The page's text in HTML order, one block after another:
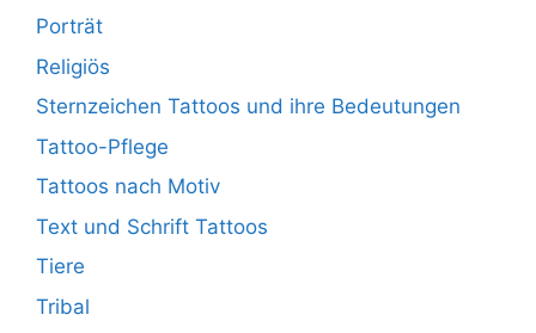
Porträt
Religiös
Sternzeichen Tattoos und ihre Bedeutungen
Tattoo-Pflege
Tattoos nach Motiv
Text und Schrift Tattoos
Tiere
Tribal